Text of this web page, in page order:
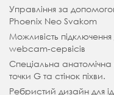
Управління за
Phoenix Neo Svakom
Можливість
webcam-сервісів
Спеціальна анатомічна
точки G та стінок піхви.
Ребристий дизайн для